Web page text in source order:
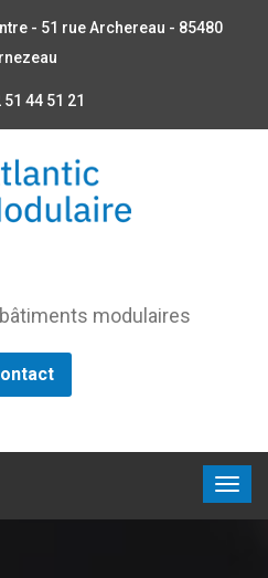
- 51 rue Archereau - 85480
51 44 51 21
modulaires